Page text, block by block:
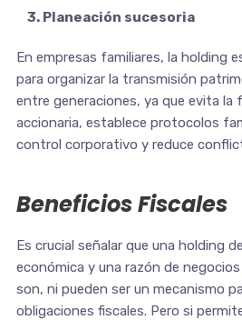
3. Planeación sucesoria
En empresas familiares, la holding
para organizar la transmisión
entre generaciones, ya que evita la
accionaria, establece protocolos
control corporativo y reduce
Beneficios Fiscales
Es crucial señalar que una holding
económica y una razón de
son, ni pueden ser un mecanismo
obligaciones fiscales. Pero si